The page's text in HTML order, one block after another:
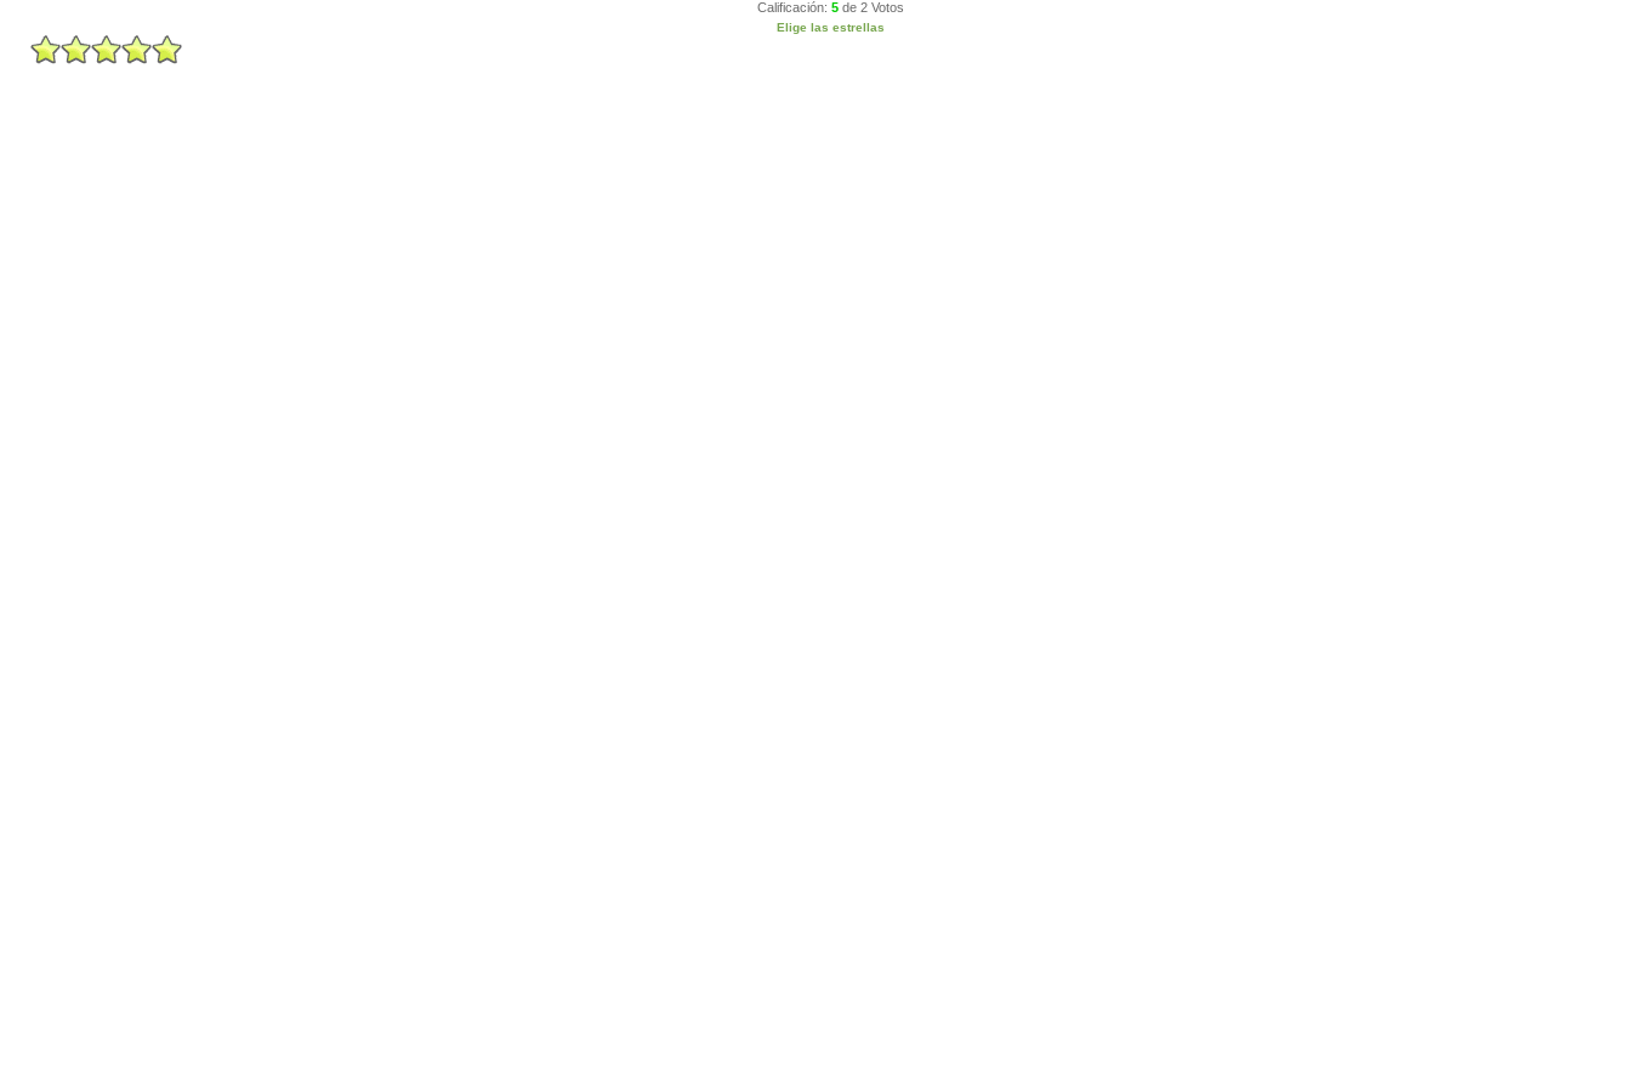
Calificación: 5 de 2 Votos
Elige las estrellas